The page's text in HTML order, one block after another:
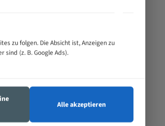
5/8
zu folgen. Die Absicht ist, Anzeigen zu
sind (z. B. Google Ads).
Alle akzeptieren